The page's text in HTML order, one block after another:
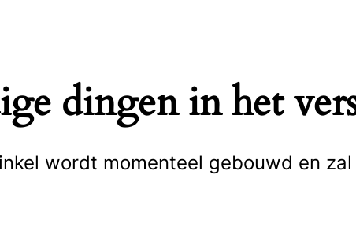
dingen in het
wordt momenteel gebouwd en